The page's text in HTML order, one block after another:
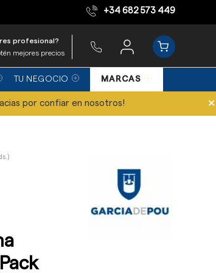
Equipo de expertos +34 682 573 449
profesional?
mejores precios
TU NEGOCIO MARCAS
por confiar en nosotros! ×